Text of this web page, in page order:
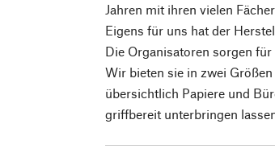
Jahren mit ihren vielen
Eigens für uns hat der
Die Organisatoren sorgen
Wir bieten sie in zwei
übersichtlich Papiere und
griffbereit unterbringen